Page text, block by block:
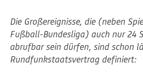
Die Großereignisse, die (neben
Fußball-Bundesliga) auch nur 24
abrufbar sein dürfen, sind schon
Rundfunkstaatsvertrag definiert: